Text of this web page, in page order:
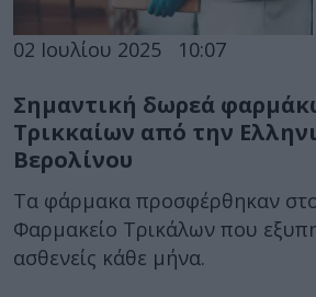
02 Ιουλίου 2025 10:07
Σημαντική δωρεά
Τρικκαίων από την
Βερολίνου
Τα φάρμακα προσφέρθηκαν
Φαρμακείο Τρικάλων που
ασθενείς κάθε μήνα.